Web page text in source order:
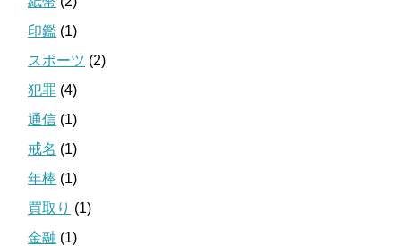
印鑑 (1)
スポーツ (2)
犯罪 (4)
通信 (1)
戒名 (1)
年棒 (1)
買取り (1)
金融 (1)